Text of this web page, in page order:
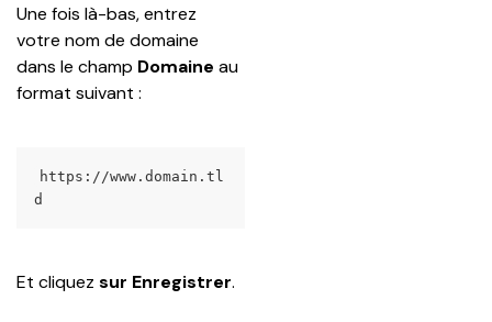
Une fois là-bas, entrez
votre nom de domaine
dans le champ Domaine au
format suivant :
https://www.domain.tl
d
Et cliquez sur Enregistrer.